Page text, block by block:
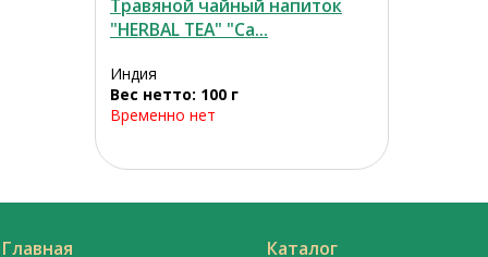
Травяной чайный напиток
"HERBAL TEA" "Са...
Индия
Вес нетто: 100 г
Временно нет
Главная Каталог